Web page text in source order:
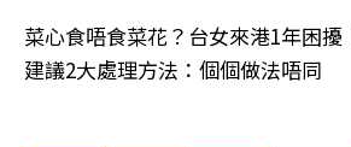
菜心食唔食菜花？台女來港1年困擾
建議2大處理方法：個個做法唔同